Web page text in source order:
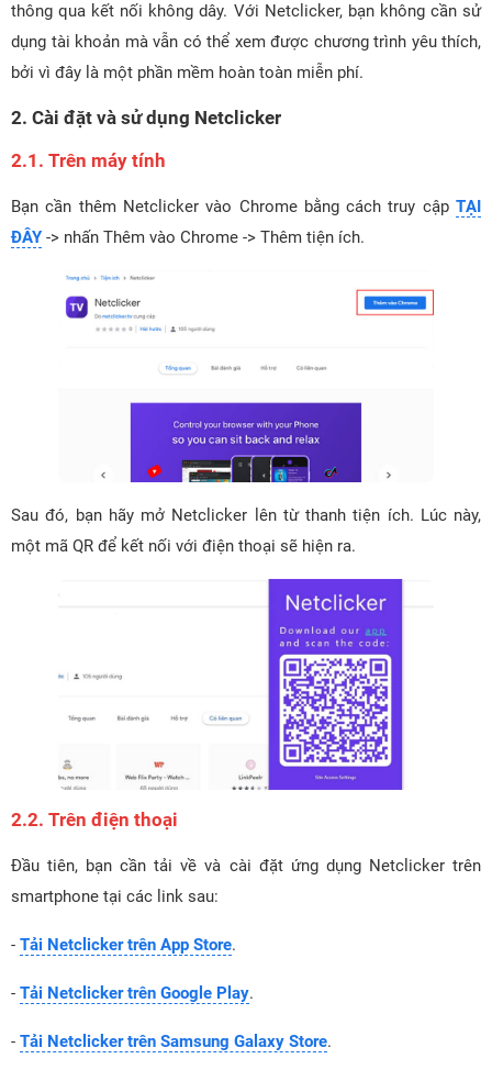
thông qua kết nối không dây. Với Netclicker, bạn không cần sử
dụng tài khoản mà vẫn có thể xem được chương trình yêu thích,
bởi vì đây là một phần mềm hoàn toàn miễn phí.
2. Cài đặt và sử dụng Netclicker
2.1. Trên máy tính
Bạn cần thêm Netclicker vào Chrome bằng cách truy cập TẠI
ĐÂY -> nhấn Thêm vào Chrome -> Thêm tiện ích.
Sau đó, bạn hãy mở Netclicker lên từ thanh tiện ích. Lúc này,
một mã QR để kết nối với điện thoại sẽ hiện ra.
2.2. Trên điện thoại
Đầu tiên, bạn cần tải về và cài đặt ứng dụng Netclicker trên
smartphone tại các link sau:
- Tải Netclicker trên App Store.
- Tải Netclicker trên Google Play.
- Tải Netclicker trên Samsung Galaxy Store.